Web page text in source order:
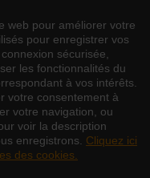
web pour améliorer votre
pour enregistrer vos
sécurisée,
les fonctionnalités du
à vos intérêts.
votre consentement à
votre navigation, ou
voir la description
enregistrons. Cliquez ici
des cookies.